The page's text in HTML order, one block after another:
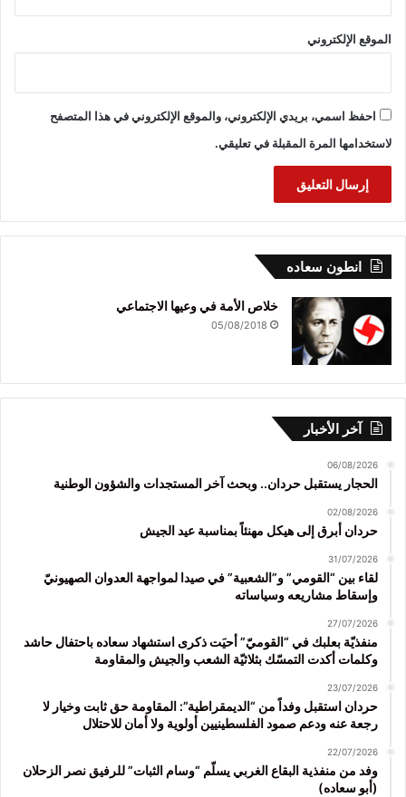
الموقع الإلكتروني
احفظ اسمي، بريدي الإلكتروني، والموقع الإلكتروني في هذا المتصفح
لاستخدامها المرة المقبلة في تعليقي.
انطون سعاده
خلاص الأمة في وعيها الاجتماعي
05/08/2018
آخر الأخبار
06/08/2026
الحجار يستقبل حردان.. وبحث آخر المستجدات والشؤون الوطنية
02/08/2026
حردان أبرق إلى هيكل مهنئاً بمناسبة عيد الجيش
31/07/2026
لقاء بين “القومي” و”الشعبية” في صيدا لمواجهة العدوان الصهيونيّ
وإسقاط مشاريعه وسياساته
27/07/2026
منفذيّة بعلبك في “القوميّ” أحيَت ذكرى استشهاد سعاده باحتفال حاشد
وكلمات أكدت التمسّك بثلاثيّة الشعب والجيش والمقاومة
23/07/2026
حردان استقبل وفداً من “الديمقراطية”: المقاومة حق ثابت وخيار لا
رجعة عنه ودعم صمود الفلسطينيين أولوية ولا أمان للاحتلال
22/07/2026
وفد من منفذية البقاع الغربي يسلّم “وسام الثبات” للرفيق نصر الزحلان
(أبو سعاده)